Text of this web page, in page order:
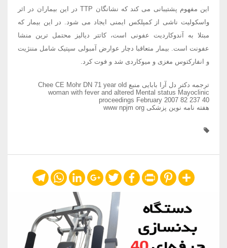
این مفهوم پشتیبانی می کند که نشانگان TTP در این بیماران در اثر
واسکولیت ناشی از کمپلکس ایمنی ایجاد می شود. در این بیمار که
مبتلا به آندوکاردیت عفونی است، کاتتر دیالیز محتمل ترین منشا
عفونت است. بیمار متعاقبا دچار عوارض آمبولی سپتیک شامل مننژیت
و انفارکتوس مغزی و میوکاردی شد و فوت کرد.
ترجمه دکتر دل آرا بابایی منبع Chee CE Mohr DN 71 year old
woman with fever and altered Mental status Mayoclinic
proceedings February 2007 82 237 40
هفته نامه نوین پزشکی www npjm org
Share
Pinterest
Print
Facebook
Twitter
Google+
LinkedIn
WhatsApp
Telegram